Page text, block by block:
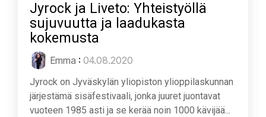
Jyrock ja Liveto: Yhteistyöllä
sujuvuutta ja laadukasta
kokemusta
Emma : 04.08.2020
Jyrock on Jyväskylän yliopiston ylioppilaskunnan
järjestämä sisäfestivaali, jonka juuret juontavat
vuoteen 1985 asti ja se kerää noin 1000 kävijää...